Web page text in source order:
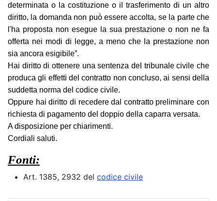
determinata o la costituzione o il trasferimento di un altro
diritto, la domanda non può essere accolta, se la parte che
l'ha proposta non esegue la sua prestazione o non ne fa
offerta nei modi di legge, a meno che la prestazione non
sia ancora esigibile”.
Hai diritto di ottenere una sentenza del tribunale civile che
produca gli effetti del contratto non concluso, ai sensi della
suddetta norma del codice civile.
Oppure hai diritto di recedere dal contratto preliminare con
richiesta di pagamento del doppio della caparra versata.
A disposizione per chiarimenti.
Cordiali saluti.
Fonti:
Art. 1385, 2932 del codice civile